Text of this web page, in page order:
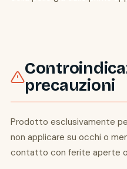
precauzioni
Prodotto esclusivamente
non applicare su occhi o
contatto con ferite aperte